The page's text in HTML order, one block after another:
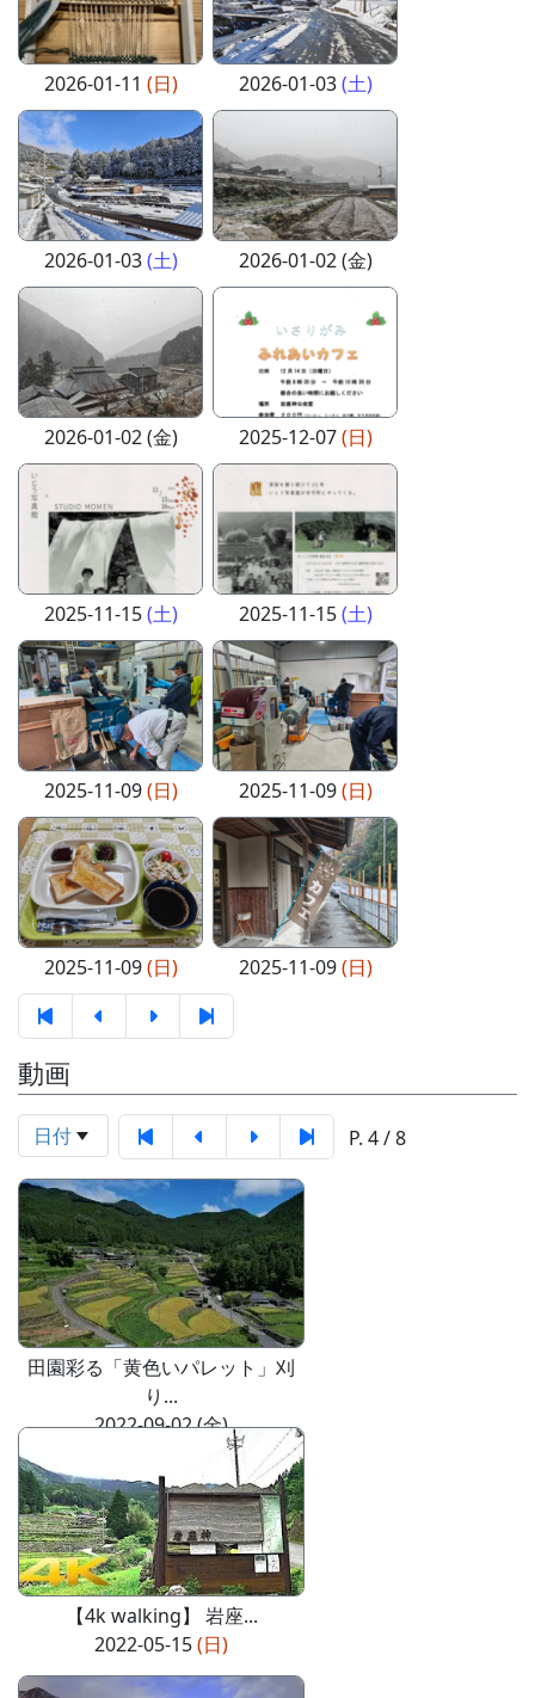
2026-01-11 (日) 2026-01-03(土)
2026-01-03(土) 2026-01-02 (金)
2026-01-02 (金) 2025-12-07(日)
2025-11-15(土) 2025-11-15(土)
2025-11-09(日) 2025-11-09(日)
2025-11-09(日) 2025-11-09(日)
動画
日付 P. 4 / 8
田園彩る「黄色いパレット」刈
り...
2022-09-02 (金)
【4k walking】 岩座...
2022-05-15(日)